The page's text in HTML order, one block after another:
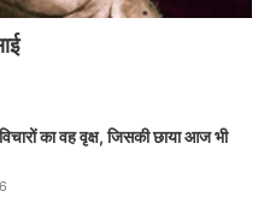
का वह वृक्ष, जिसकी छाया आज भी